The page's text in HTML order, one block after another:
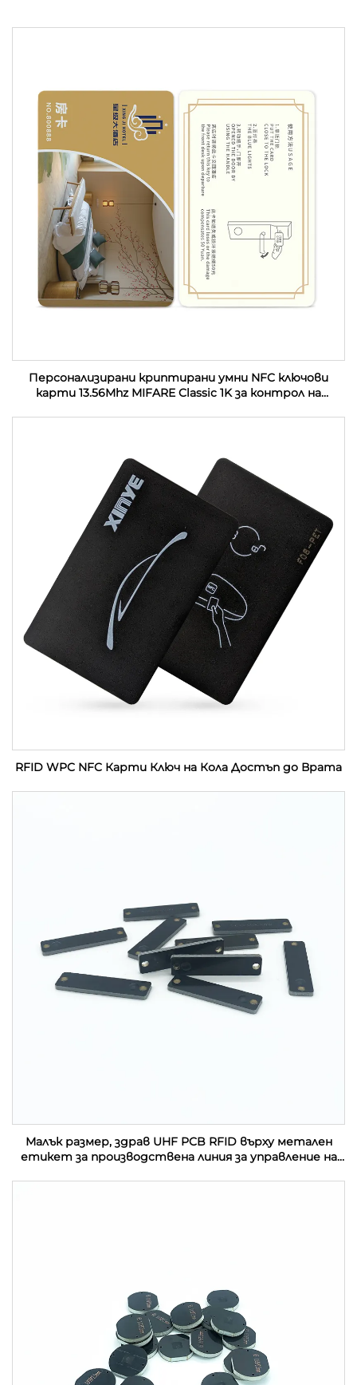
Персонализирани криптирани умни NFC ключови
карти 13.56Mhz MIFARE Classic 1K за контрол на
RFID WPC NFC Карти Ключ на Кола Достъп до Врата
Малък размер, здрав UHF PCB RFID върху метален
етикет за производствена линия за управление на